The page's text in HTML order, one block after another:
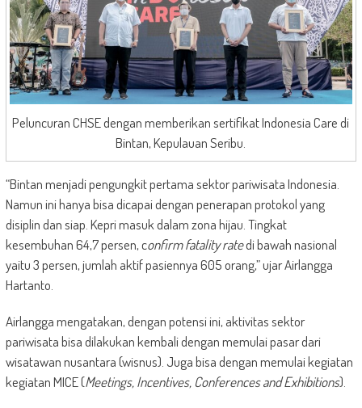
Peluncuran CHSE dengan memberikan sertifikat Indonesia Care di
Bintan, Kepulauan Seribu.
“Bintan menjadi pengungkit pertama sektor pariwisata Indonesia.
Namun ini hanya bisa dicapai dengan penerapan protokol yang
disiplin dan siap. Kepri masuk dalam zona hijau. Tingkat
kesembuhan 64,7 persen, confirm fatality ratedi bawah nasional
yaitu 3 persen, jumlah aktif pasiennya 605 orang,” ujar Airlangga
Hartanto.
Airlangga mengatakan, dengan potensi ini, aktivitas sektor
pariwisata bisa dilakukan kembali dengan memulai pasar dari
wisatawan nusantara (wisnus). Juga bisa dengan memulai kegiatan
kegiatan MICE (Meetings, Incentives, Conferences and Exhibitions).